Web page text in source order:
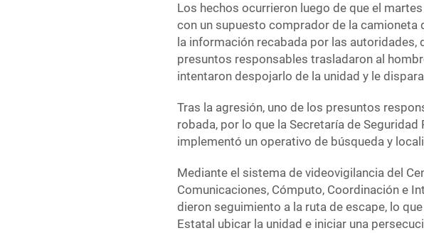
Los hechos ocurrieron luego de que el
con un supuesto comprador de la camioneta
la información recabada por las autoridades,
presuntos responsables trasladaron al
intentaron despojarlo de la unidad y le
Tras la agresión, uno de los presuntos
robada, por lo que la Secretaría de Seguridad
implementó un operativo de búsqueda y
Mediante el sistema de videovigilancia del
Comunicaciones, Cómputo, Coordinación e
dieron seguimiento a la ruta de escape, lo
Estatal ubicar la unidad e iniciar una